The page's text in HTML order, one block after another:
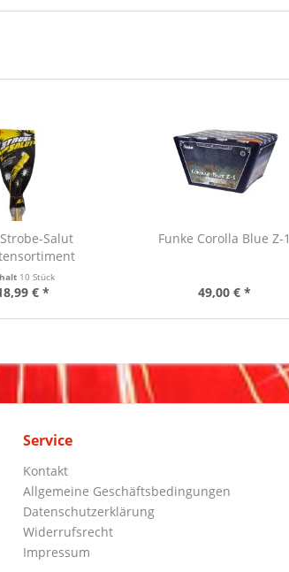
Salut
10 Stück
€ *
Funke Corolla Blue Z-1
49,00 € *
Service
Kontakt
Allgemeine Geschäftsbedingungen
Datenschutzerklärung
Widerrufsrecht
Impressum